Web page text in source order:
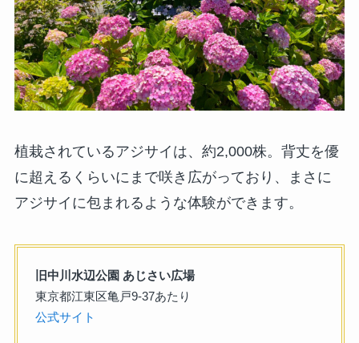
植栽されているアジサイは、約2,000株。背丈を優
に超えるくらいにまで咲き広がっており、まさに
アジサイに包まれるような体験ができます。
旧中川水辺公園 あじさい広場
東京都江東区亀戸9-37あたり
公式サイト